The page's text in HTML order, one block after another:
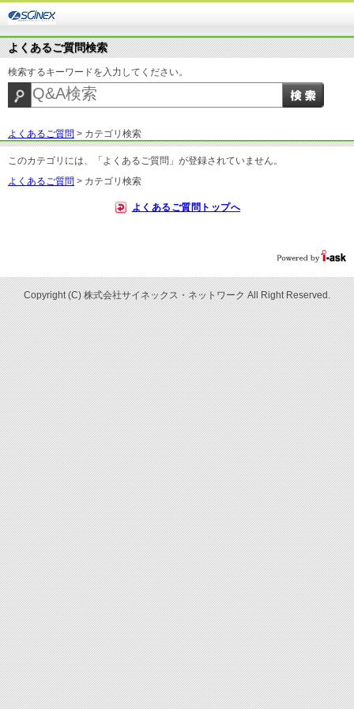
よくあるご質問検索
検索するキーワードを入力してください。
よくあるご質問 > カテゴリ検索
このカテゴリには、「よくあるご質問」が登録されていません。
よくあるご質問 > カテゴリ検索
よくあるご質問トップへ
Copyright (C) 株式会社サイネックス・ネットワーク All Right Reserved.